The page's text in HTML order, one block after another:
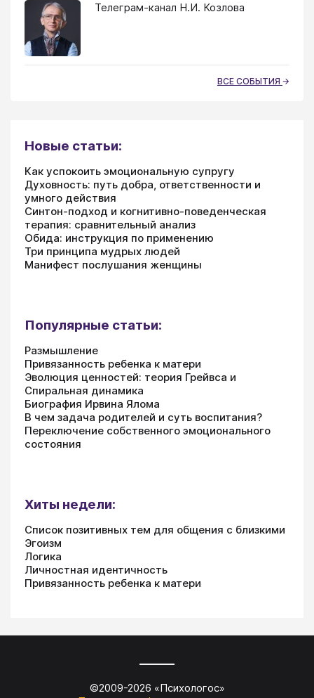
Телеграм-канал Н.И. Козлова
ВСЕ СОБЫТИЯ
Новые статьи:
Как успокоить эмоциональную супругу
Духовность: путь добра, ответственности и
умного действия
Синтон-подход и когнитивно-поведенческая
терапия: сравнительный анализ
Обида: инструкция по применению
Три принципа мудрых людей
Манифест послушания женщины
Популярные статьи:
Размышление
Привязанность ребенка к матери
Эволюция ценностей: теория Грейвса и
Спиральная динамика
Биография Ирвина Ялома
В чем задача родителей и суть воспитания?
Переключение собственного эмоционального
состояния
Хиты недели:
Список позитивных тем для общения с близкими
Эгоизм
Логика
Личностная идентичность
Привязанность ребенка к матери
©2009-2026 «Психологос»